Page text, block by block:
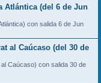
Atlántica (del 6 de Jun
con salida 6 de Jun
al Caúcaso (del 30 de
Caúcaso) con salida 30 de